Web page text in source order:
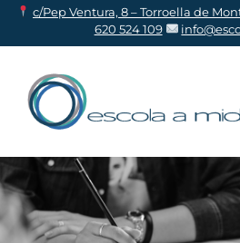
c/Pep Ventura, 8 – Torroella de
620 524 109